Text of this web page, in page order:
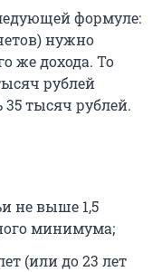
формуле:
нужно
же дохода. То
рублей
35 тысяч рублей.
не выше 1,5
минимума;
(или до 23 лет